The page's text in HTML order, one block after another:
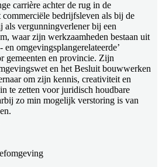
carrière achter de rug in de
bedrijfsleven als bij de
als vergunningverlener bij een
waar zijn werkzaamheden bestaan uit
en omgevingsplangerelateerde’
gemeenten en provincie. Zijn
en het Besluit bouwwerken
om zijn kennis, creativiteit en
te zetten voor juridisch houdbare
zo min mogelijk verstoring is van